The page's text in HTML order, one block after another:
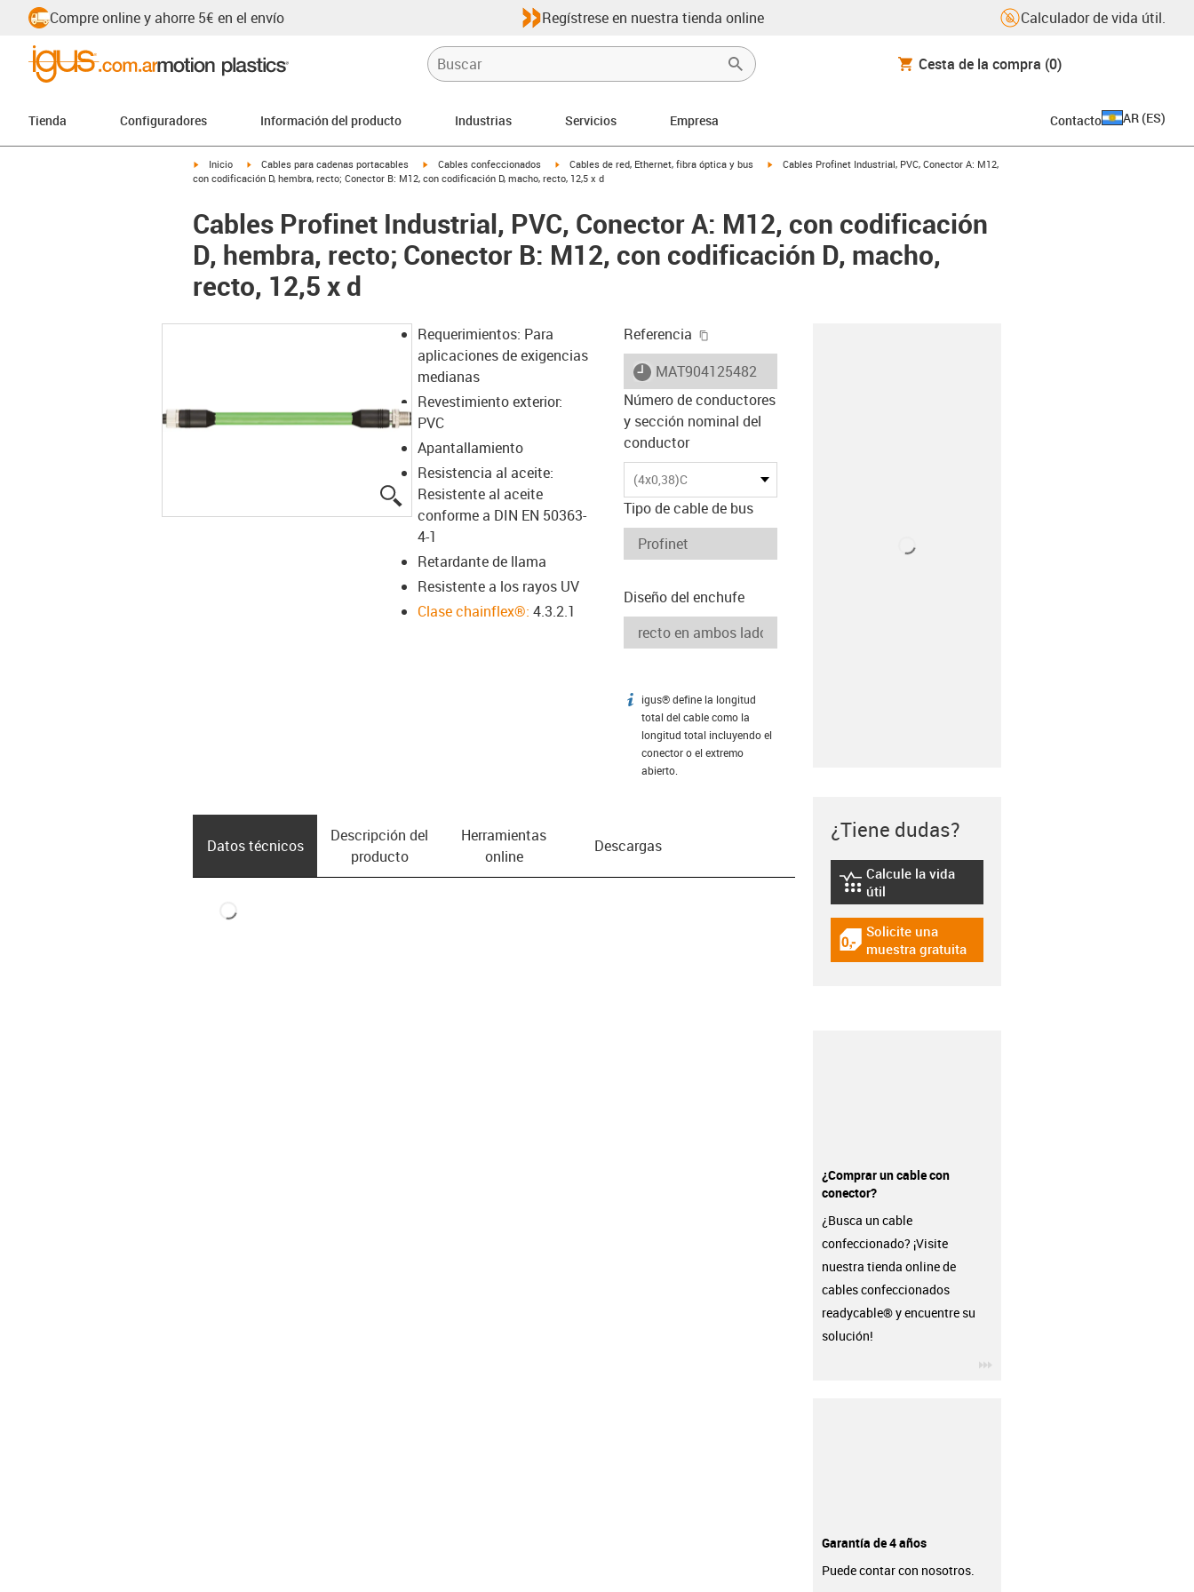
Compre online y ahorre 5€ en el envío Regístrese en nuestra tienda online Calculador de vida útil.
Cesta de la compra (0)
Tienda Configuradores Información del producto Industrias Servicios Empresa Contacto AR (ES)
igus-icon-arrow-right
Inicio igus-icon-arrow-right
Cables para cadenas portacables igus-icon-arrow-right
Cables confeccionados igus-icon-arrow-right
Cables de red, Ethernet, fibra óptica y bus igus-icon-arrow-right
Cables Profinet Industrial, PVC, Conector A: M12,
con codificación D, hembra, recto; Conector B: M12, con codificación D, macho, recto, 12,5 x d
Cables Profinet Industrial, PVC, Conector A: M12, con codificación
D, hembra, recto; Conector B: M12, con codificación D, macho,
recto, 12,5 x d
igus-icon-lupe
Requerimientos: Para
aplicaciones de exigencias
medianas
Revestimiento exterior:
PVC
Apantallamiento
Resistencia al aceite:
Resistente al aceite
conforme a DIN EN 50363-
4-1
Retardante de llama
Resistente a los rayos UV
Clase chainflex®: 4.3.2.1
Referencia
igus-icon-lieferzeit
MAT904125482
Número de conductores
y sección nominal del
conductor
(4x0,38)C
Tipo de cable de bus
Diseño del enchufe
igus-icon-info
igus® define la longitud
total del cable como la
longitud total incluyendo el
conector o el extremo
abierto.
Datos técnicos
Descripción del
producto
Herramientas
online
Descargas
¿Tiene dudas?
igus-icon-lebensdauerrechner
Calcule la vida
útil
igus-icon-gratismuster
Solicite una
muestra gratuita
¿Comprar un cable con
conector?
¿Busca un cable
confeccionado? ¡Visite
nuestra tienda online de
cables confeccionados
readycable® y encuentre su
solución!
Garantía de 4 años
Puede contar con nosotros.